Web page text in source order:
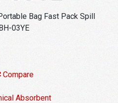
Bag Fast Pack Spill
03YE
Compare
Absorbent